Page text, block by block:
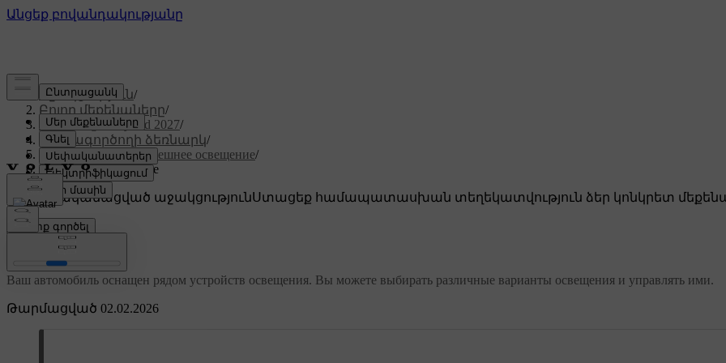
Աջակցություն/
Բոլոր մեքենաները/
XC60 Plug-in Hybrid 2027/
Օգտագործողի ձեռնարկ/
Обзор, зеркала и внешнее освещение/
Наружное освещение
Անհատականացված աջակցությունՍտացեք համապատասխան տեղեկատվություն ձեր կոնկրետ
Մուտք գործել
Թարմացված 02.02.2026
Наружное освещение
Ваш автомобиль оснащен рядом устройств освещения. Вы можете выбирать различные варианты освещения и управлять ими.